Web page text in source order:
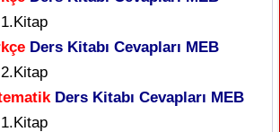
Ders Kitabı Cevapları MEB
Ders Kitabı Cevapları MEB